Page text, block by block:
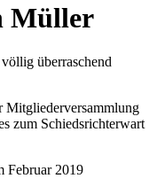
Müller
überraschend
Mitgliederversammlung
zum Schiedsrichterwart
Februar 2019